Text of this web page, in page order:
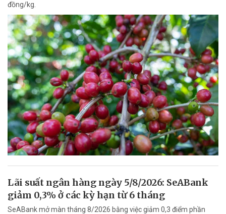
đồng/kg.
Lãi suất ngân hàng ngày 5/8/2026: SeABank
giảm 0,3% ở các kỳ hạn từ 6 tháng
SeABank mở màn tháng 8/2026 bằng việc giảm 0,3 điểm phần